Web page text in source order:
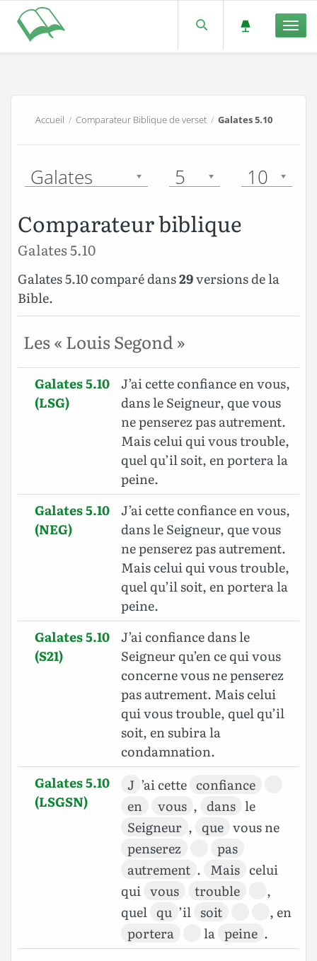
Accueil / Comparateur Biblique de verset/ Galates 5.10
Galates 5 10
Comparateur biblique
Galates 5.10
Galates 5.10 comparé dans29versions de la
Bible.
Les « Louis Segond »
Galates 5.10
(LSG)
J’ai cette confiance en vous,
dans le Seigneur, que vous
ne penserez pas autrement.
Mais celui qui vous trouble,
quel qu’il soit, en portera la
peine.
Galates 5.10
(NEG)
J’ai cette confiance en vous,
dans le Seigneur, que vous
ne penserez pas autrement.
Mais celui qui vous trouble,
quel qu’il soit, en portera la
peine.
Galates 5.10
(S21)
J’ai confiance dans le
Seigneur qu’en ce qui vous
concerne vous ne penserez
pas autrement. Mais celui
qui vous trouble, quel qu’il
soit, en subira la
condamnation.
Galates 5.10
(LSGSN)
J ’ai cette confiance
en
vous , dans le
Seigneur , que vous ne
penserez
pas
autrement . Mais celui
qui vous trouble
,
quel qu ’il soit
, en
portera
la peine .